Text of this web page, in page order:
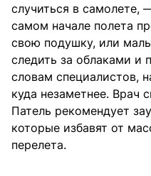
случиться в самолете,
самом начале полета
свою подушку, или
следить за облаками и
словам специалистов,
куда незаметнее. Врач
Патель рекомендует
которые избавят от
перелета.